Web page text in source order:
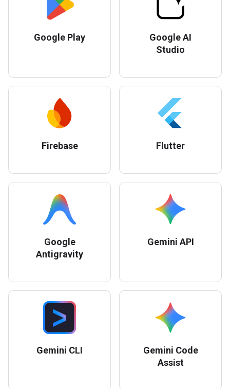
Google Play
Google AI
Studio
Firebase Flutter
Google
Antigravity
Gemini API
Gemini CLI
Gemini Code
Assist